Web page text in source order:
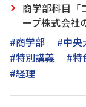
商学部科目「
ープ株式会社
#商学部
#中央
#特別講義
#特
#経理